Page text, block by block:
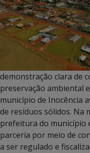
demonstração clara de
preservação ambiental
município de Inocência
de resíduos sólidos. Na
prefeitura do município
parceria por meio de
a ser regulado e